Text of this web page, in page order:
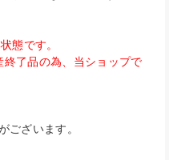
態です。
了品の為、当ショップで
ございます。